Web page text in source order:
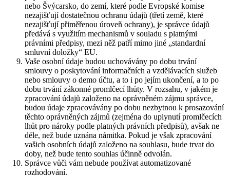
nebo Švýcarsko, do zemí, které podle Evropské komise
nezajišťují dostatečnou ochranu údajů (třetí země, které
nezajišťují přiměřenou úroveň ochrany), je správce údajů
předává s využitím mechanismů v souladu s platnými
právními předpisy, mezi něž patří mimo jiné „standardní
smluvní doložky“ EU.
Vaše osobní údaje budou uchovávány po dobu trvání
smlouvy o poskytování informačních a vzdělávacích služeb
nebo smlouvy o demo účtu, a to i po jejím ukončení, a to po
dobu trvání zákonné promlčecí lhůty. V rozsahu, v jakém je
zpracování údajů založeno na oprávněném zájmu správce,
budou údaje zpracovávány po dobu nezbytnou k prosazování
těchto oprávněných zájmů (zejména do uplynutí promlčecích
lhůt pro nároky podle platných právních předpisů), avšak ne
déle, než bude uznána námitka. Pokud je však zpracování
vašich osobních údajů založeno na souhlasu, bude trvat do
doby, než bude tento souhlas účinně odvolán.
Správce vůči vám nebude používat automatizované
rozhodování.